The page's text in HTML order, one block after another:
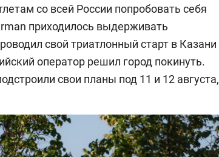
со всей России попробовать себя
приходилось выдерживать
свой триатлонный старт в Казани
оператор решил город покинуть.
свои планы под 11 и 12 августа,